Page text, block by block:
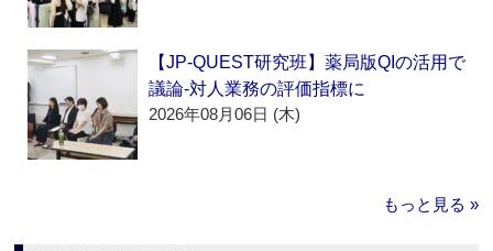
【JP-QUEST研究班】薬局版QIの活用で
議論‐対人業務の評価指標に
2026年08月06日 (木)
もっと見る »